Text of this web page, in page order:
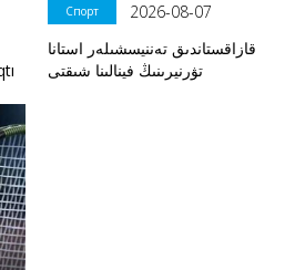
Спорт
2026-08-07
قازاقستاندىق تەننيسشىلەر استانا
تۋرنيرىنىڭ فينالىنا شىقتى